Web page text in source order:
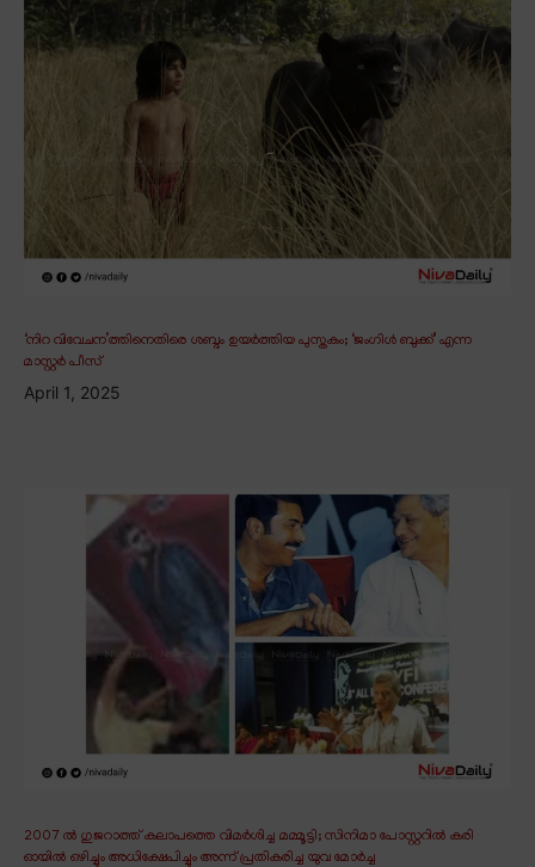
‘നിറ വിവേചന’ത്തിനെതിരെ ശബ്ദം ഉയർത്തിയ പുസ്തകം; ‘ജംഗിൾ ബുക്ക്’ എന്ന
മാസ്റ്റർ പീസ്
April 1, 2025
2007 ൽ ഗുജറാത്ത് കലാപത്തെ വിമർശിച്ച മമ്മൂട്ടി; സിനിമാ പോസ്റ്ററിൽ കരി
ഓയിൽ ഒഴിച്ചും അധിക്ഷേപിച്ചും അന്ന് പ്രതികരിച്ച യുവ മോർച്ച